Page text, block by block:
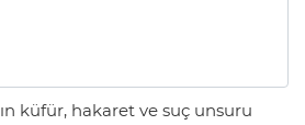
küfür, hakaret ve suç unsuru